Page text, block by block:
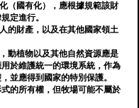
（國有化），應根據規範該財
定進行。
的財產，以及在其他國家領土
動植物以及其他自然資源應是
於維護統一的環境系統，作為
並應得到國家的特別保護。
的所有權，但牧場可能不屬於